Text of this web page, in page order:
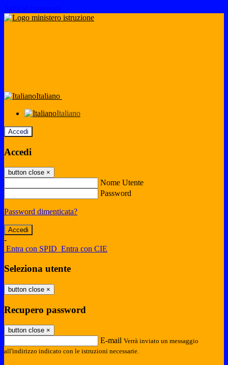
Italiano
Italiano
Accedi
Accedi
button close ×
Nome Utente
Password
Password dimenticata?
-
Entra con SPID Entra con CIE
Seleziona utente
button close ×
Recupero password
button close ×
E-mail Verrà inviato un messaggio
all'indirizzo indicato con le istruzioni necessarie.